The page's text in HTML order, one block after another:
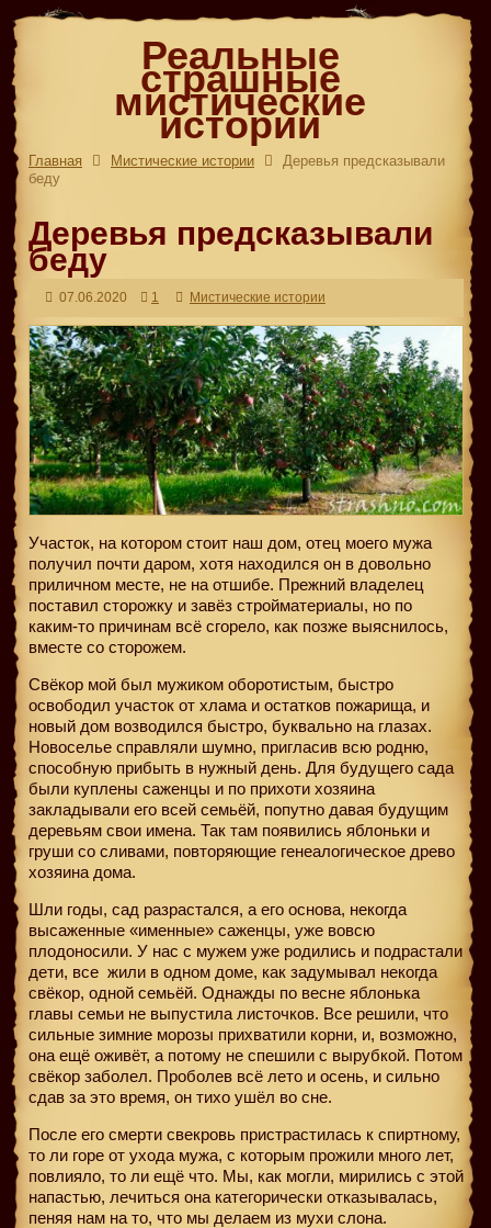
Реальные
страшные
мистические
истории
Главная Мистические истории
Деревья предсказывали
беду
Деревья предсказывали
беду
07.06.2020 1 Мистические истории
Участок, на котором стоит наш дом, отец моего мужа
получил почти даром, хотя находился он в довольно
приличном месте, не на отшибе. Прежний владелец
поставил сторожку и завёз стройматериалы, но по
каким-то причинам всё сгорело, как позже выяснилось,
вместе со сторожем.
Свёкор мой был мужиком оборотистым, быстро
освободил участок от хлама и остатков пожарища, и
новый дом возводился быстро, буквально на глазах.
Новоселье справляли шумно, пригласив всю родню,
способную прибыть в нужный день. Для будущего сада
были куплены саженцы и по прихоти хозяина
закладывали его всей семьёй, попутно давая будущим
деревьям свои имена. Так там появились яблоньки и
груши со сливами, повторяющие генеалогическое древо
хозяина дома.
Шли годы, сад разрастался, а его основа, некогда
высаженные «именные» саженцы, уже вовсю
плодоносили. У нас с мужем уже родились и подрастали
дети, все жили в одном доме, как задумывал некогда
свёкор, одной семьёй. Однажды по весне яблонька
главы семьи не выпустила листочков. Все решили, что
сильные зимние морозы прихватили корни, и, возможно,
она ещё оживёт, а потому не спешили с вырубкой. Потом
свёкор заболел. Проболев всё лето и осень, и сильно
сдав за это время, он тихо ушёл во сне.
После его смерти свекровь пристрастилась к спиртному,
то ли горе от ухода мужа, с которым прожили много лет,
повлияло, то ли ещё что. Мы, как могли, мирились с этой
напастью, лечиться она категорически отказывалась,
пеняя нам на то, что мы делаем из мухи слона.